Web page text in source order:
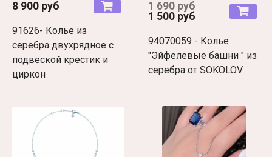
8 900 руб
91626- Колье из
серебра двухрядное с
подвеской крестик и
циркон
1 690 руб
1 500 руб
94070059 - Колье
"Эйфелевые башни " из
серебра от SOKOLOV